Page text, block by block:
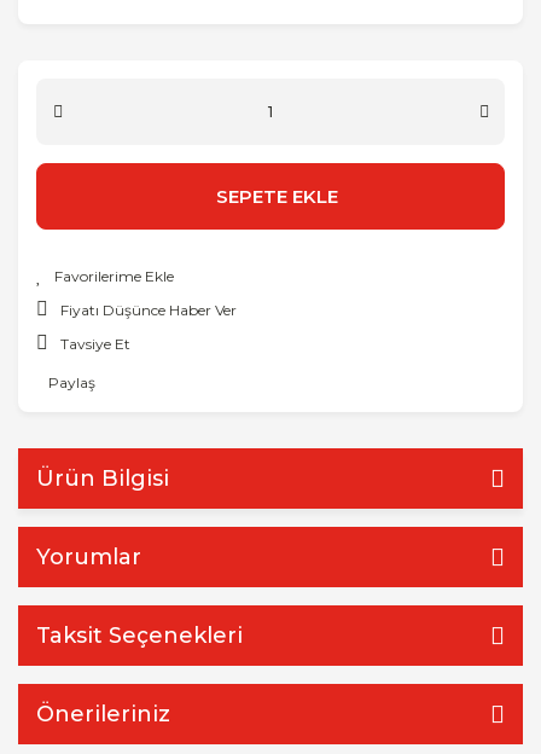
SEPETE EKLE
Fiyatı Düşünce Haber Ver
Tavsiye Et
Paylaş
Ürün Bilgisi
Yorumlar
Taksit Seçenekleri
Önerileriniz